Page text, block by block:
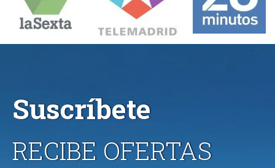
Suscríbete
RECIBE OFERTAS